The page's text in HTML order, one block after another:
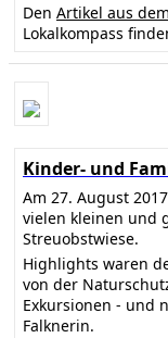
Den Artikel aus
Lokalkompass
Kinder- und
Am 27. August
vielen kleinen und
Streuobstwiese.
Highlights waren
von der
Exkursionen - und
Falknerin.